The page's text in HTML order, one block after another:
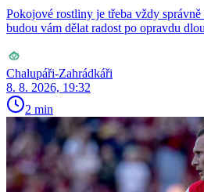
Pokojové rostliny je třeba vždy
budou vám dělat radost po opravdu
Chalupáři-Zahrádkáři
8. 8. 2026, 19:32
2 min